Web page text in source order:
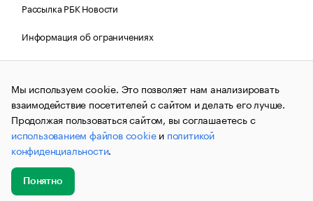
Рассылка РБК Новости
Информация об ограничениях
Правовая информация
О соблюдении авторских прав
© АО «РОСБИЗНЕСКОНСАЛТИНГ»,1995–2026.Сообщения
и материалы информационного агентства «РБК»
(зарегистрировано Федеральной службой по надзору в сфере
связи, информационных технологий и массовых
коммуникаций (Роскомнадзор) 09.12.2015 за номером ИА
№ФС77-63848) сопровождаются пометкой «РБК». Отдельные
публикации могут содержать информацию,
не предназначенную для пользователей
до 18 лет.
Мы используем cookie. Это позволяет нам анализировать
взаимодействие посетителей с сайтом и делать его лучше.
Продолжая пользоваться сайтом, вы соглашаетесь с
использованием файлов cookieи политикой
конфиденциальности.
Понятно